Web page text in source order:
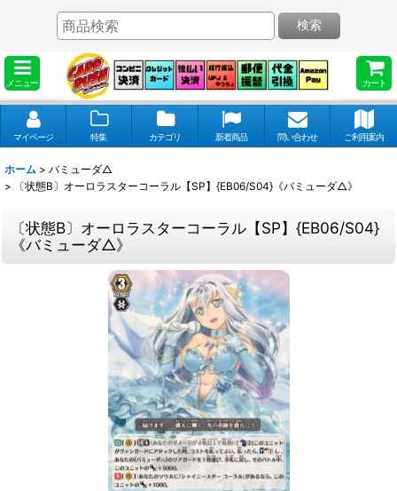
メニュー カート
検索
マイページ 特集 カテゴリ 新着商品 問い合わせ ご利用案内
ホーム > バミューダ△
>
〔状態B〕オーロラスターコーラル【SP】{EB06/S04}《バミューダ△》
〔状態B〕オーロラスターコーラル【SP】{EB06/S04}
《バミューダ△》